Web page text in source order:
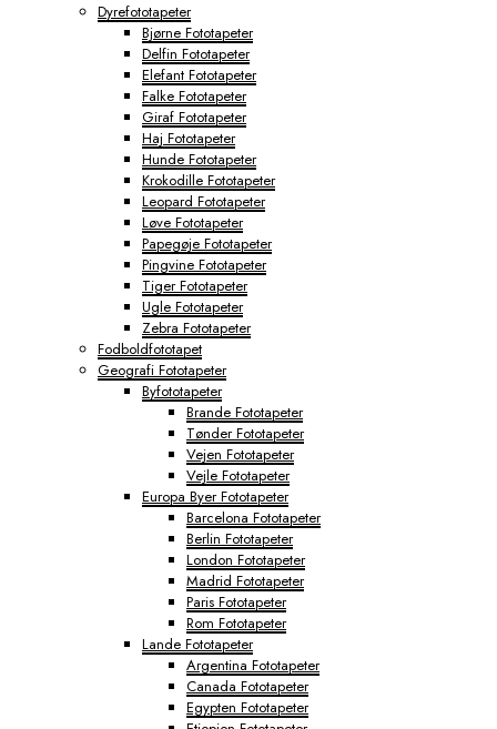
Dyrefototapeter
Bjørne Fototapeter
Delfin Fototapeter
Elefant Fototapeter
Falke Fototapeter
Giraf Fototapeter
Haj Fototapeter
Hunde Fototapeter
Krokodille Fototapeter
Leopard Fototapeter
Løve Fototapeter
Papegøje Fototapeter
Pingvine Fototapeter
Tiger Fototapeter
Ugle Fototapeter
Zebra Fototapeter
Fodboldfototapet
Geografi Fototapeter
Byfototapeter
Brande Fototapeter
Tønder Fototapeter
Vejen Fototapeter
Vejle Fototapeter
Europa Byer Fototapeter
Barcelona Fototapeter
Berlin Fototapeter
London Fototapeter
Madrid Fototapeter
Paris Fototapeter
Rom Fototapeter
Lande Fototapeter
Argentina Fototapeter
Canada Fototapeter
Egypten Fototapeter